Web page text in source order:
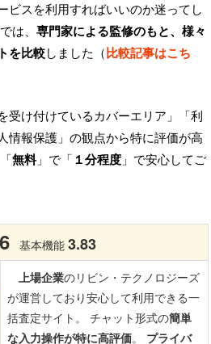
ビスを利用すればいいのか迷ってし
は、 専門家による監修のもと、様々
を比較しました（比較記事はこち
受け付けているカバーエリア」「利
情報保護」の観点から特に評価が高
無料」で「 １分程度 」で安心してご